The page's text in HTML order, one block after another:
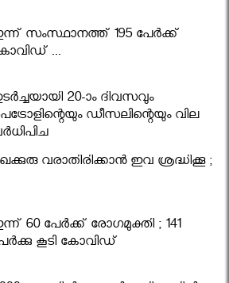
സംസ്ഥാനത്ത് 195 പേര്‍ക്ക്
...
20-ാം ദിവസവും
ഡീസലിന്റെയും വില
വരാതിരിക്കാന്‍ ഇവ ശ്രദ്ധിക്കൂ ;
60 പേർക്ക് രോഗമുക്തി ; 141
കൂടി കോവിഡ്